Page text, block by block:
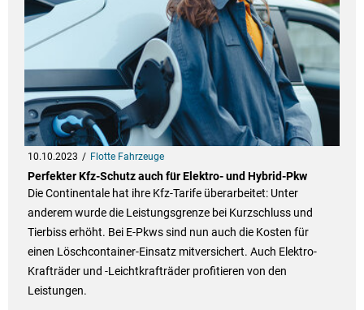
10.10.2023 Flotte Fahrzeuge
Perfekter Kfz-Schutz auch für Elektro- und Hybrid-Pkw
Die Continentale hat ihre Kfz-Tarife überarbeitet: Unter
anderem wurde die Leistungsgrenze bei Kurzschluss und
Tierbiss erhöht. Bei E-Pkws sind nun auch die Kosten für
einen Löschcontainer-Einsatz mitversichert. Auch Elektro-
Krafträder und -Leichtkrafträder profitieren von den
Leistungen.